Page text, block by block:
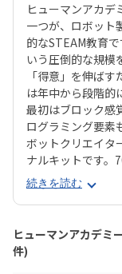
ヒューマンアカデ
一つが、ロボット
的なSTEAM教育
いう圧倒的な規模
「得意」を伸ば
は年中から段階的
最初はブロック感
ログラミング要素
ボットクリエイタ
ナルキットです。
で、飽きずに続け
は、ロボットを完
に挑戦する「応用
回、新しい達成
す。 自ら考え、
創造力や論理的思
続きを読む
ヒューマンアカデミ
件)